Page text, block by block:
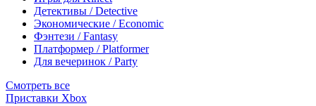
Детективы / Detective
Экономические / Economic
Фэнтези / Fantasy
Платформер / Platformer
Для вечеринок / Party
Смотреть все
Приставки Xbox